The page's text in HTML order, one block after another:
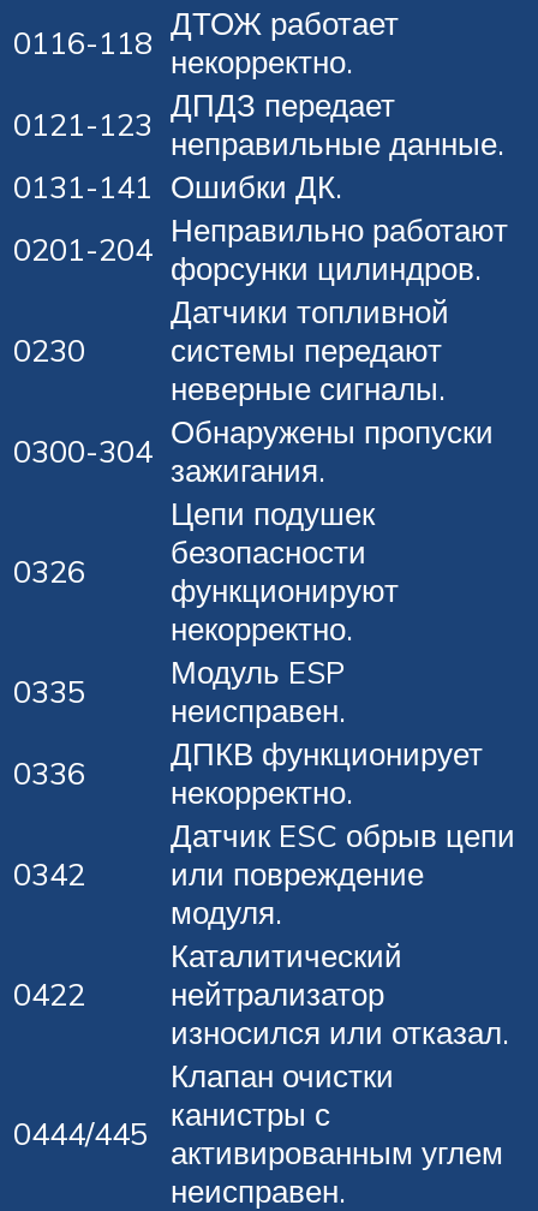
0116-118 ДТОЖ работает
некорректно.
0121-123 ДПДЗ передает
неправильные данные.
0131-141 Ошибки ДК.
0201-204 Неправильно работают
форсунки цилиндров.
0230
Датчики топливной
системы передают
неверные сигналы.
0300-304 Обнаружены пропуски
зажигания.
0326
Цепи подушек
безопасности
функционируют
некорректно.
0335
Модуль ESP
неисправен.
0336
ДПКВ функционирует
некорректно.
0342
Датчик ESC обрыв цепи
или повреждение
модуля.
0422
Каталитический
нейтрализатор
износился или отказал.
0444/445
Клапан очистки
канистры с
активированным углем
неисправен.